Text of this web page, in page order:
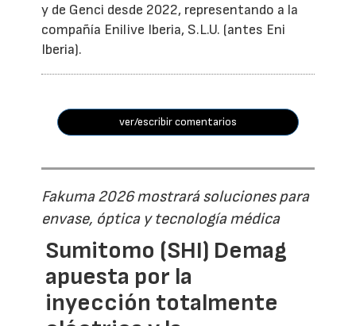
y de Genci desde 2022, representando a la
compañía Enilive Iberia, S.L.U. (antes Eni
Iberia).
ver/escribir comentarios
Fakuma 2026 mostrará soluciones para
envase, óptica y tecnología médica
Sumitomo (SHI) Demag
apuesta por la
inyección totalmente